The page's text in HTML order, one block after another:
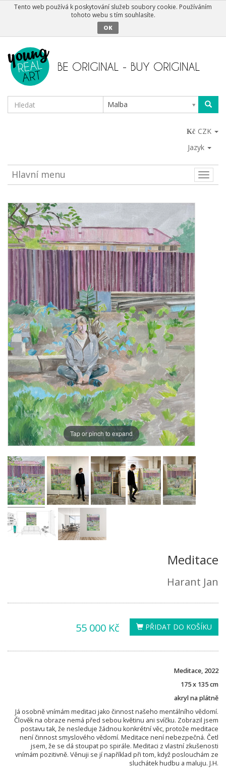
Tento web používá k poskytování služeb soubory cookie. Používáním
tohoto webu s tím souhlasíte.
OK
Malba
CZK
Jazyk
Toggle
Hlavní menu
Tap or pinch to expand
Meditace
Harant Jan
PŘIDAT DO KOŠÍKU
55 000 Kč
Meditace, 2022
175 x 135 cm
akryl na plátně
Já osobně vnímám meditaci jako činnost našeho mentálního vědomí.
Člověk na obraze nemá před sebou květinu ani svíčku. Zobrazil jsem
postavu tak, že nesleduje žádnou konkrétní věc, protože meditace
není činnost smyslového vědomí. Meditace není nebezpečná. Četl
jsem, že se dá stoupat po spirále. Meditaci z vlastní zkušenosti
vnímám pozitivně. Věnuji se jí například při tom, když poslouchám ze
sluchátek hudbu a maluju. J.H.